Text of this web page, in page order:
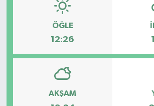
ÖĞLE
12:26
AKŞAM